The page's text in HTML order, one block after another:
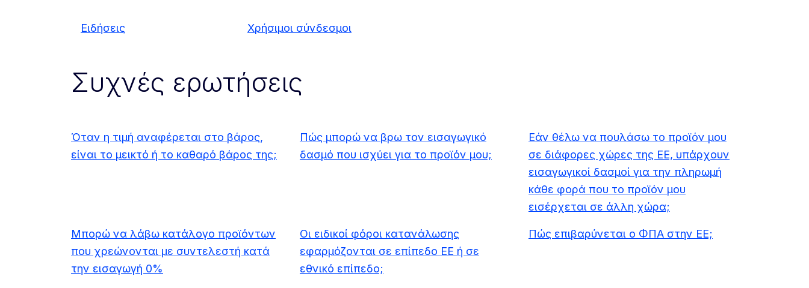
Ειδήσεις Χρήσιμοι σύνδεσμοι
Συχνές ερωτήσεις
Όταν η τιμή αναφέρεται στο βάρος,
είναι το μεικτό ή το καθαρό βάρος της;
Πώς μπορώ να βρω τον εισαγωγικό
δασμό που ισχύει για το προϊόν μου;
Εάν θέλω να πουλάσω το προϊόν μου
σε διάφορες χώρες της ΕΕ, υπάρχουν
εισαγωγικοί δασμοί για την πληρωμή
κάθε φορά που το προϊόν μου
εισέρχεται σε άλλη χώρα;
Μπορώ να λάβω κατάλογο προϊόντων
που χρεώνονται με συντελεστή κατά
την εισαγωγή 0%
Οι ειδικοί φόροι κατανάλωσης
εφαρμόζονται σε επίπεδο ΕΕ ή σε
εθνικό επίπεδο;
Πώς επιβαρύνεται ο ΦΠΑ στην ΕΕ;